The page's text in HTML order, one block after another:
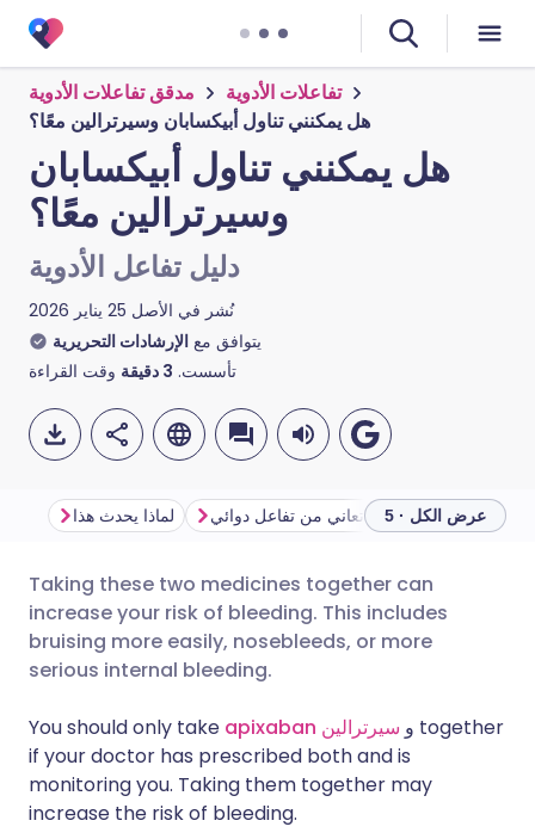
مدقق تفاعلات الأدوية
تفاعلات الأدوية
هل يمكنني تناول أبيكسابان وسيرترالين معًا؟
هل يمكنني تناول أبيكسابان
وسيرترالين معًا؟
دليل تفاعل الأدوية
نُشر في الأصل 25 يناير 2026
يتوافق مع الإرشادات التحريرية
تأسست. 3 دقيقة وقت القراءة
مشاركة عبر البريد الإلكتروني
مشاركة عبر فيسبوك
مشاركة عبر لينكد إن
مشاركة عبر X
🇬🇧 English 🇩🇪 Deutsch
🇪🇸 Español
🇮🇹 Italiano 🇵🇹
🇮🇳 हिन्दी
لماذا يحدث هذا كيف تعرف إذا كنت تعاني من تفاعل دوائي
عرض الكل · 5
Taking these two medicines together can
increase your risk of bleeding. This includes
bruising more easily, nosebleeds, or more
serious internal bleeding.
You should only take apixaban و سيرترالين
together
if your doctor has prescribed both and is
monitoring you. Taking them together may
increase the risk of bleeding.